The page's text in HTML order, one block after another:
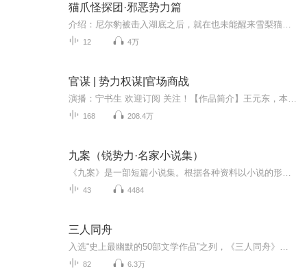
猫爪怪探团·邪恶势力篇
12 4万
官谋 | 势力权谋|官场商战
168 208.4万
九案（锐势力·名家小说集）
43 4484
三人同舟
82 6.3万